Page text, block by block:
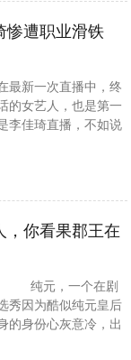
惨遭职业滑铁
最新一次直播中，终
的女艺人，也是第一
李佳琦直播，不如说
，你看果郡王在
。 纯元，一个在剧
秀因为酷似纯元皇后
的身份心灰意冷，出